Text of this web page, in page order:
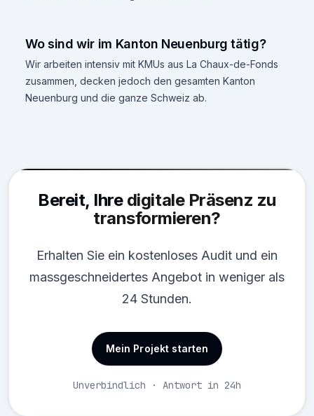
Wo sind wir im Kanton Neuenburg tätig?
Wir arbeiten intensiv mit KMUs aus La Chaux-de-Fonds
zusammen, decken jedoch den gesamten Kanton
Neuenburg und die ganze Schweiz ab.
Bereit, Ihre digitale Präsenz zu
transformieren?
Erhalten Sie ein kostenloses Audit und ein
massgeschneidertes Angebot in weniger als
24 Stunden.
Mein Projekt starten
Unverbindlich · Antwort in 24h